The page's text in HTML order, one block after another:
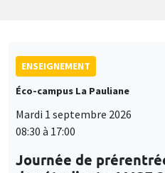
ENSEIGNEMENT
Éco-campus La Pauliane
Mardi 1 septembre 2026
08:30 à 17:00
Journée de